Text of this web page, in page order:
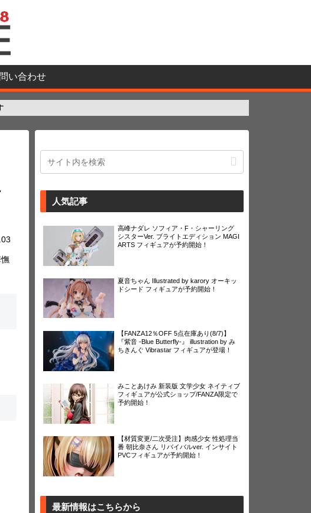
い合わせ
人気記事
高峰ナダレ ソフィア・F・シャーリング
シスターVer. ブライトエディション MAGI
ARTS フィギュアが予約開始！
夏音ちゃん Illustrated by karory オーキッ
ドシード フィギュアが予約開始！
【FANZA12％OFF 5点在庫あり(8/7)】
『紫音 -Blue Butterfly-』 illustration by み
ちきんぐ Vibrastar フィギュアが登場！
みことあけみ 新装版 文学少女 ネイティブ
フィギュアが公式ショップ/FANZA限定で
予約開始！
【材質変更/二次受注】肉感少女 性処理当
番 朝比奈さん リバイバルver. インサイト
PVCフィギュアが予約開始！
最新情報はこちらから